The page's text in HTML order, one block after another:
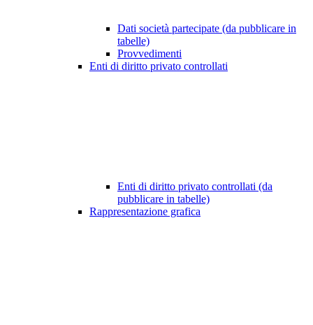
Dati società partecipate (da pubblicare in
tabelle)
Provvedimenti
Enti di diritto privato controllati
Enti di diritto privato controllati (da
pubblicare in tabelle)
Rappresentazione grafica